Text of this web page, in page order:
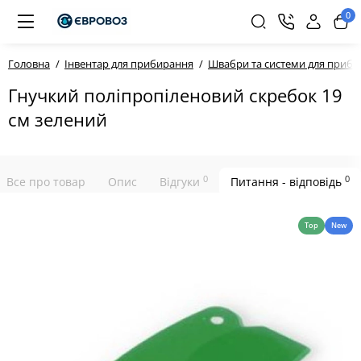
0
Головна Інвентар для прибирання Швабри та системи для
Гнучкий поліпропіленовий скребок 19
см зелений
Все про товар Опис Відгуки 0 Питання - відповідь 0
Top New